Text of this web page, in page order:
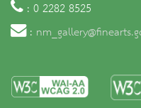
: 0 2282 8525
: